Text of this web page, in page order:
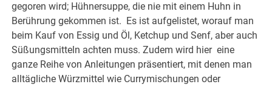
gegoren wird; Hühnersuppe, die nie mit einem Huhn in
Berührung gekommen ist. Es ist aufgelistet, worauf man
beim Kauf von Essig und Öl, Ketchup und Senf, aber auch
Süßungsmitteln achten muss. Zudem wird hier eine
ganze Reihe von Anleitungen präsentiert, mit denen man
alltägliche Würzmittel wie Currymischungen oder